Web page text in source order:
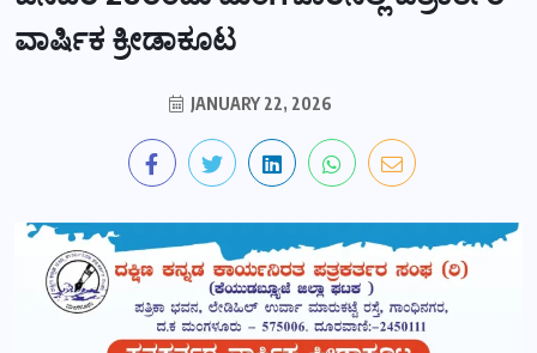
ವಾರ್ಷಿಕ ಕ್ರೀಡಾಕೂಟ
JANUARY 22, 2026